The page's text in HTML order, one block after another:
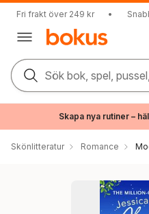
Fri frakt över 249 kr •
Sök bok, spel,
Skapa nya rutiner –
Skönlitteratur Romance